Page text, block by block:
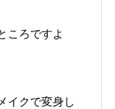
ころですよ
イクで変身し